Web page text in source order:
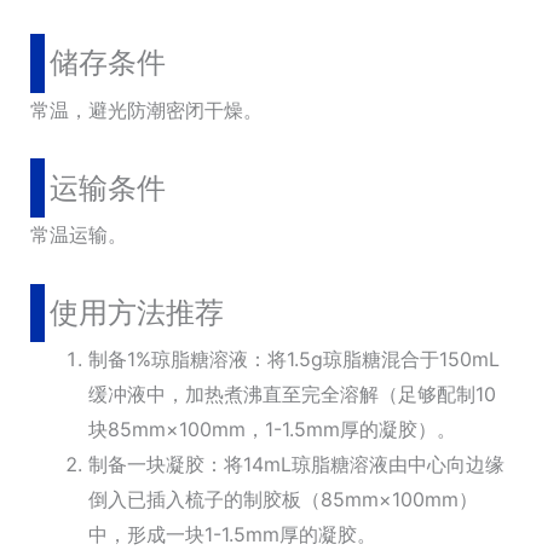
储存条件
常温，避光防潮密闭干燥。
运输条件
常温运输。
使用方法推荐
制备1%琼脂糖溶液：将1.5g琼脂糖混合于150mL
缓冲液中，加热煮沸直至完全溶解（足够配制10
块85mm×100mm，1-1.5mm厚的凝胶）。
制备一块凝胶：将14mL琼脂糖溶液由中心向边缘
倒入已插入梳子的制胶板（85mm×100mm）
中，形成一块1-1.5mm厚的凝胶。